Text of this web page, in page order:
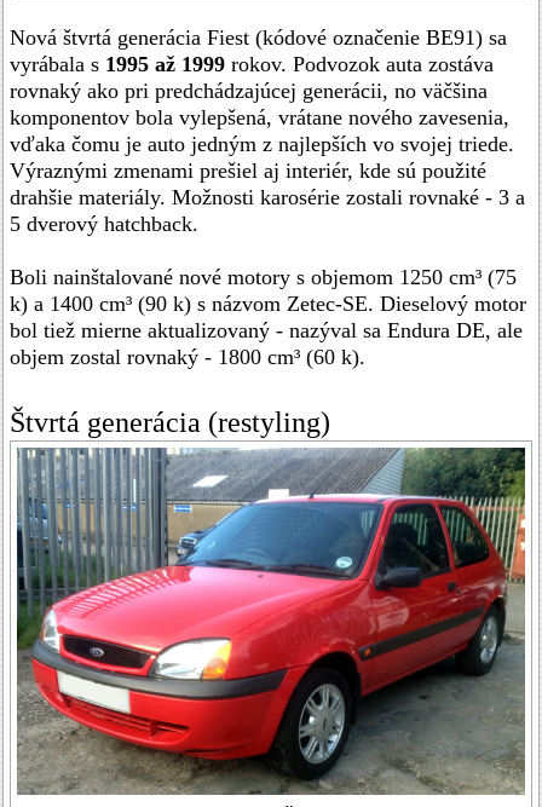
Nová štvrtá generácia Fiest (kódové označenie BE91) sa
vyrábala s 1995 až 1999 rokov. Podvozok auta zostáva
rovnaký ako pri predchádzajúcej generácii, no väčšina
komponentov bola vylepšená, vrátane nového zavesenia,
vďaka čomu je auto jedným z najlepších vo svojej triede.
Výraznými zmenami prešiel aj interiér, kde sú použité
drahšie materiály. Možnosti karosérie zostali rovnaké - 3 a
5 dverový hatchback.
Boli nainštalované nové motory s objemom 1250 cm³ (75
k) a 1400 cm³ (90 k) s názvom Zetec-SE. Dieselový motor
bol tiež mierne aktualizovaný - nazýval sa Endura DE, ale
objem zostal rovnaký - 1800 cm³ (60 k).
Štvrtá generácia (restyling)